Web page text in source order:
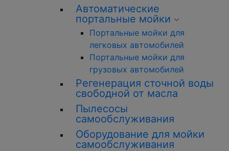
Автоматические
портальные мойки
Портальные мойки для
легковых автомобилей
Портальные мойки для
грузовых автомобилей
Регенерация сточной воды
свободной от масла
Пылесосы
самообслуживания
Оборудование для мойки
самообслуживания